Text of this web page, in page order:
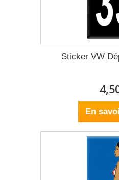
Sticker VW
En